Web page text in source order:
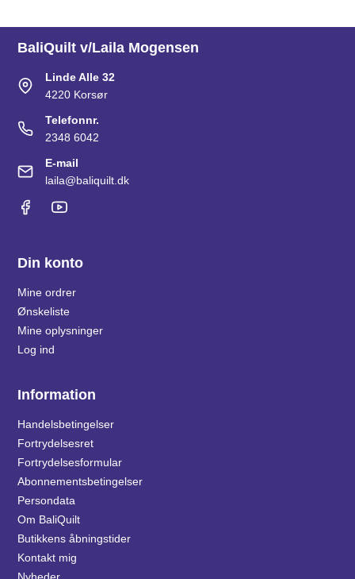
BaliQuilt v/Laila Mogensen
Linde Alle 32
4220 Korsør
Telefonnr.
2348 6042
E-mail
laila@baliquilt.dk
Din konto
Mine ordrer
Ønskeliste
Mine oplysninger
Log ind
Information
Handelsbetingelser
Fortrydelsesret
Fortrydelsesformular
Abonnementsbetingelser
Persondata
Om BaliQuilt
Butikkens åbningstider
Kontakt mig
Nyheder